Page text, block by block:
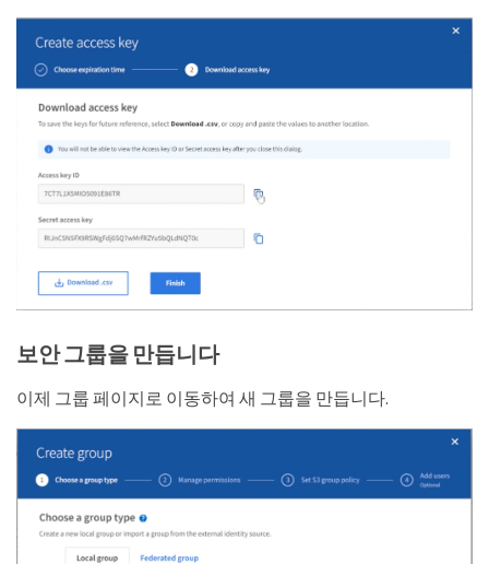
보안 그룹을 만듭니다
이제 그룹 페이지로 이동하여 새 그룹을 만듭니다.